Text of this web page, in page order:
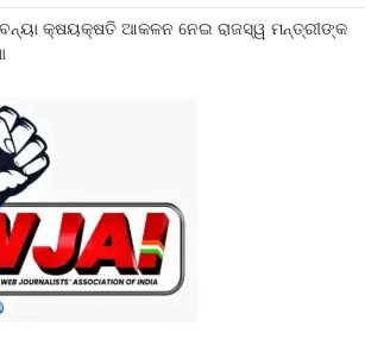
ବନ୍ୟା କ୍ଷୟକ୍ଷତି ଆକଳନ ନେଇ ରାଜସ୍ୱ ମନ୍ତ୍ରୀଙ୍କ